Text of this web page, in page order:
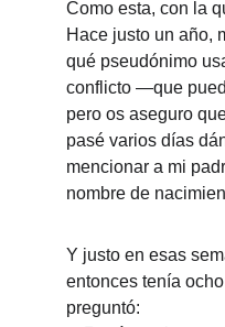
Como esta, con la
Hace justo un año,
qué pseudónimo
conflicto —que
pero os aseguro
pasé varios días
mencionar a mi
nombre de
Y justo en esas
entonces tenía
preguntó: